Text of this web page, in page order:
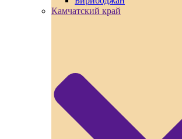
Камчатский край